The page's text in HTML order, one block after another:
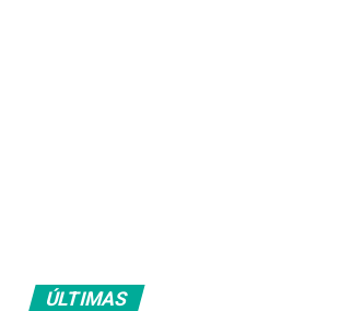
ÚLTIMAS